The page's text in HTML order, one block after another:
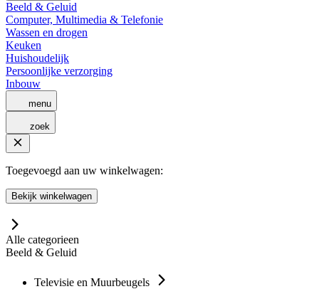
Beeld & Geluid
Computer, Multimedia & Telefonie
Wassen en drogen
Keuken
Huishoudelijk
Persoonlijke verzorging
Inbouw
menu
zoek
Toegevoegd aan uw winkelwagen:
Bekijk winkelwagen
Alle categorieen
Beeld & Geluid
Televisie en Muurbeugels